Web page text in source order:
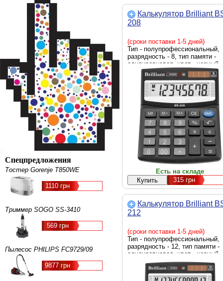
Спецпредложения
Тостер Gorenje T850WE
1110 грн
Триммер SOGO SS-3410
569 грн
Пылесос PHILIPS FC9729/09
9877 грн
Калькулятор Brilliant
208
(сроки поставки 1-5 дней)
Тип - полупрофессиональный,
разрядность - 8, тип памяти -
одноуровневая, цвет - черный
Есть на складе
315грн
Калькулятор Brilliant
212
(сроки поставки 1-5 дней)
Тип - полупрофессиональный,
разрядность - 12, тип памяти -
одноуровневая, цвет - черный